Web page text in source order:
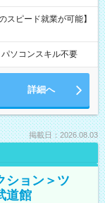
スピード就業が可能】
パソコンスキル不要
詳細へ
掲載日：2026.08.03
ション＞ツ
道館